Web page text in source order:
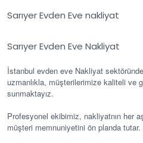
Sarıyer Evden Eve nakliyat
Sarıyer Evden Eve Nakliyat
İstanbul evden eve Nakliyat
uzmanlıkla, müşterilerimize kaliteli ve
sunmaktayız.
Profesyonel ekibimiz, nakliyatnın her
müşteri memnuniyetini ön planda tutar.